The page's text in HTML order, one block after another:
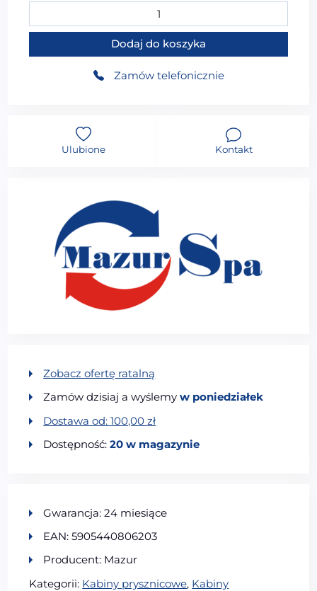
ilość MO-M1531 Kabina prysznicowa 120X80X197CM
Dodaj do koszyka
Zamów telefonicznie
Ulubione Kontakt
Zobacz ofertę ratalną
Zamów dzisiaj a wyślemyw poniedziałek
Dostawa od:100,00zł
Dostępność:20 w magazynie
Gwarancja: 24 miesiące
EAN: 5905440806203
Producent: Mazur
Kategorii: Kabiny prysznicowe, Kabiny